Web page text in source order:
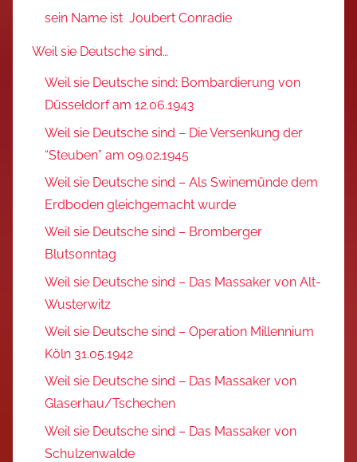
sein Name ist Joubert Conradie
Weil sie Deutsche sind…
Weil sie Deutsche sind: Bombardierung von
Düsseldorf am 12.06.1943
Weil sie Deutsche sind – Die Versenkung der
“Steuben” am 09.02.1945
Weil sie Deutsche sind – Als Swinemünde dem
Erdboden gleichgemacht wurde
Weil sie Deutsche sind – Bromberger
Blutsonntag
Weil sie Deutsche sind – Das Massaker von Alt-
Wusterwitz
Weil sie Deutsche sind – Operation Millennium
Köln 31.05.1942
Weil sie Deutsche sind – Das Massaker von
Glaserhau/Tschechen
Weil sie Deutsche sind – Das Massaker von
Schulzenwalde